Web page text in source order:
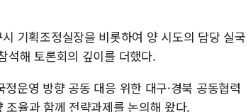
기획조정실장을 비롯하여 양 시도의 담당 실국
석해 토론회의 깊이를 더했다.
운영 방향 공동 대응 위한 대구·경북 공동협력
율과 함께 전략과제를 논의해 왔다.